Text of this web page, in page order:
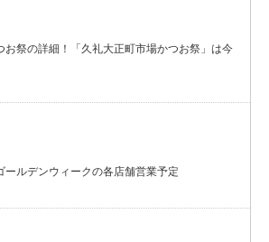
お祭の詳細！「久礼大正町市場かつお祭」は今
ールデンウィークの各店舗営業予定